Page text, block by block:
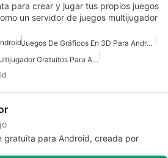
para crear y jugar tus propios juegos
un servidor de juegos multijugador
Juegos De Gráficos En 3D Para Android
Juegos Multijugador Gratuitos Para Android
gratuita para Android, creada por